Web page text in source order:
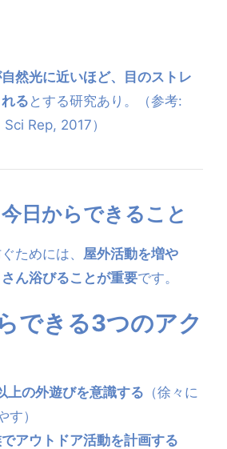
然光に近いほど、目のストレ
る とする研究あり。（参考:
Rep, 2017）
日からできること
ためには、 屋外活動を増や
ん浴びることが重要です。
できる3つのアク
上の外遊びを意識する （徐々に
す）
アウトドア活動を計画する